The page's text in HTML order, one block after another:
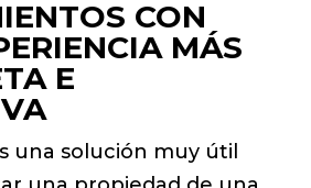
CON
MÁS
E
una solución muy útil